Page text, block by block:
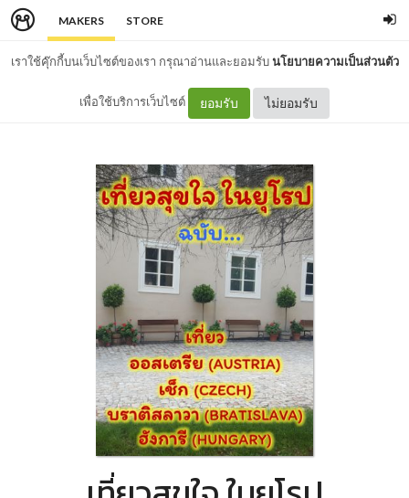
MAKERS STORE
เราใช้คุ๊กกี้บนเว็บไซต์ของเรา กรุณาอ่านและยอมรับนโยบายความเป็นส่วนตัว
เพื่อใช้บริการเว็บไซต์ ยอมรับ ไม่ยอมรับ